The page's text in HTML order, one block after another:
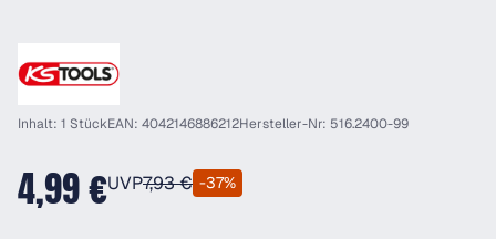
Inhalt: 1 StückEAN: 4042146886212Hersteller-Nr: 516.2400-99
4,99 €UVP7,93 € -37%